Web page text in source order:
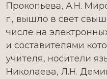
Прокопьева, А.Н.
г., вышло в свет
числе на
и составителями
учителя, носители
Николаева, Л.Н.